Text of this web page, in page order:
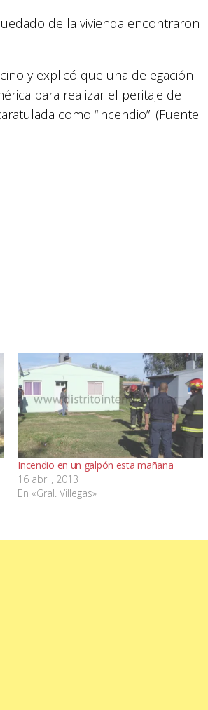
de la vivienda encontraron
y explicó que una delegación
para realizar el peritaje del
como “incendio”. (Fuente
Incendio en un galpón esta mañana
16 abril, 2013
En «Gral. Villegas»